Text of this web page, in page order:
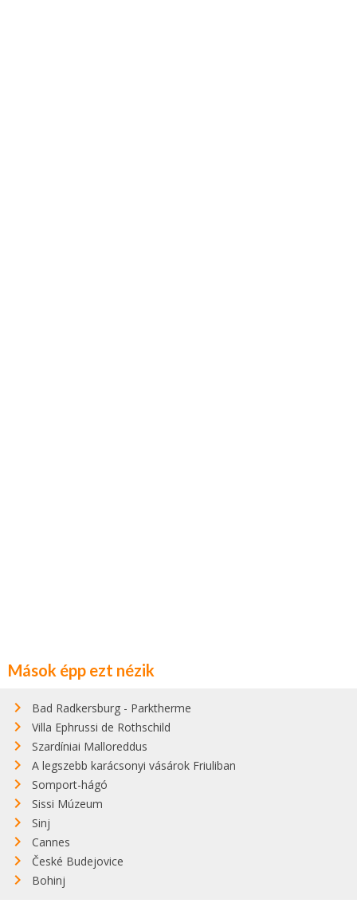
Mások épp ezt nézik
Bad Radkersburg - Parktherme
Villa Ephrussi de Rothschild
Szardíniai Malloreddus
A legszebb karácsonyi vásárok Friuliban
Somport-hágó
Sissi Múzeum
Sinj
Cannes
České Budejovice
Bohinj